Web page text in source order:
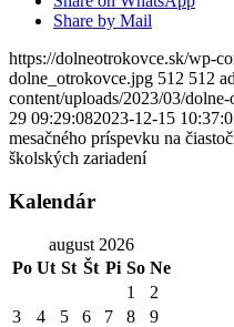
Share by Mail
https://dolneotrokovce.sk/wp-
dolne_otrokovce.jpg 512 512
content/uploads/2023/03/
29 09:29:082023-12-15
mesačného príspevku na
školských zariadení
Kalendár
august 2026
Po Ut St Št Pi So Ne
1
2
3
4 5 6 7 8
9